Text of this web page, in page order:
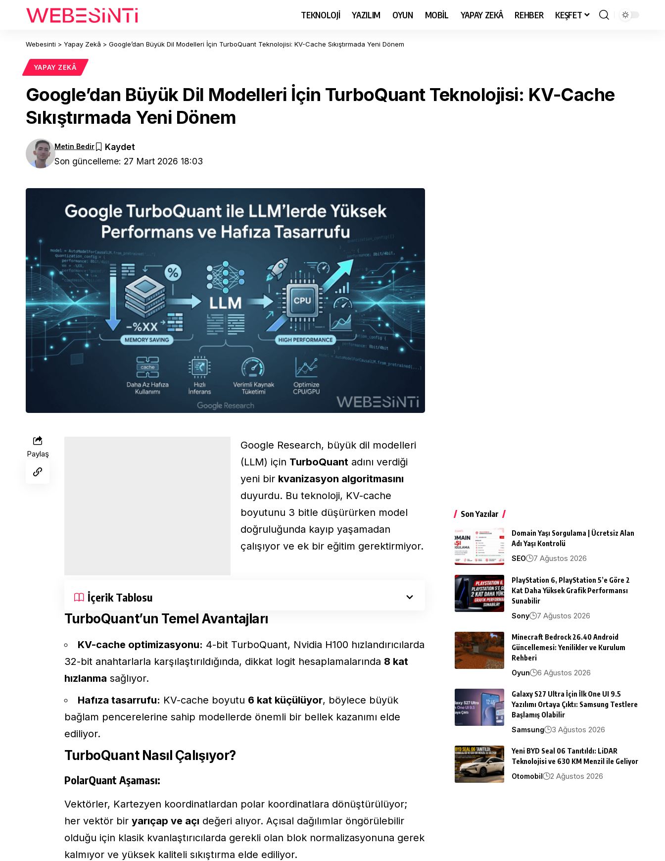
TEKNOLOJİ YAZILIM OYUN MOBİL YAPAY ZEKÂ REHBER KEŞFET
Webesinti > Yapay Zekâ > Google’dan Büyük Dil Modelleri İçin TurboQuant Teknolojisi: KV-Cache Sıkıştırmada Yeni Dönem
YAPAY ZEKÂ
Google’dan Büyük Dil Modelleri İçin TurboQuant Teknolojisi: KV-Cache
Sıkıştırmada Yeni Dönem
Son güncelleme: 27 Mart 2026 18:03
Metin Bedir
Paylaş
Google Research, büyük dil modelleri
(LLM) için TurboQuant adını verdiği
yeni bir kvanizasyon algoritmasını
duyurdu. Bu teknoloji, KV-cache
boyutunu 3 bitle düşürürken model
doğruluğunda kayıp yaşamadan
çalışıyor ve ek bir eğitim gerektirmiyor.
İçerik Tablosu
TurboQuant’un Temel Avantajları
KV-cache optimizasyonu: 4-bit TurboQuant, Nvidia H100 hızlandırıcılarda
32-bit anahtarlarla karşılaştırıldığında, dikkat logit hesaplamalarında 8 kat
hızlanma sağlıyor.
Hafıza tasarrufu: KV-cache boyutu 6 kat küçülüyor, böylece büyük
bağlam pencerelerine sahip modellerde önemli bir bellek kazanımı elde
ediliyor.
TurboQuant Nasıl Çalışıyor?
PolarQuant Aşaması:
Vektörler, Kartezyen koordinatlardan polar koordinatlara dönüştürülüyor;
her vektör bir yarıçap ve açı değeri alıyor. Açısal dağılımlar öngörülebilir
olduğu için klasik kvanlaştırıcılarda gerekli olan blok normalizasyonuna gerek
kalmıyor ve yüksek kaliteli sıkıştırma elde ediliyor.
Son Yazılar
Domain Yaşı Sorgulama | Ücretsiz Alan
Adı Yaşı Kontrolü
SEO
7 Ağustos 2026
PlayStation 6, PlayStation 5’e Göre 2
Kat Daha Yüksek Grafik Performansı
Sunabilir
Sony
7 Ağustos 2026
Minecraft Bedrock 26.40 Android
Güncellemesi: Yenilikler ve Kurulum
Rehberi
Oyun
6 Ağustos 2026
Galaxy S27 Ultra İçin İlk One UI 9.5
Yazılımı Ortaya Çıktı: Samsung Testlere
Başlamış Olabilir
Samsung
3 Ağustos 2026
Yeni BYD Seal 06 Tanıtıldı: LiDAR
Teknolojisi ve 630 KM Menzil ile Geliyor
Otomobil
2 Ağustos 2026